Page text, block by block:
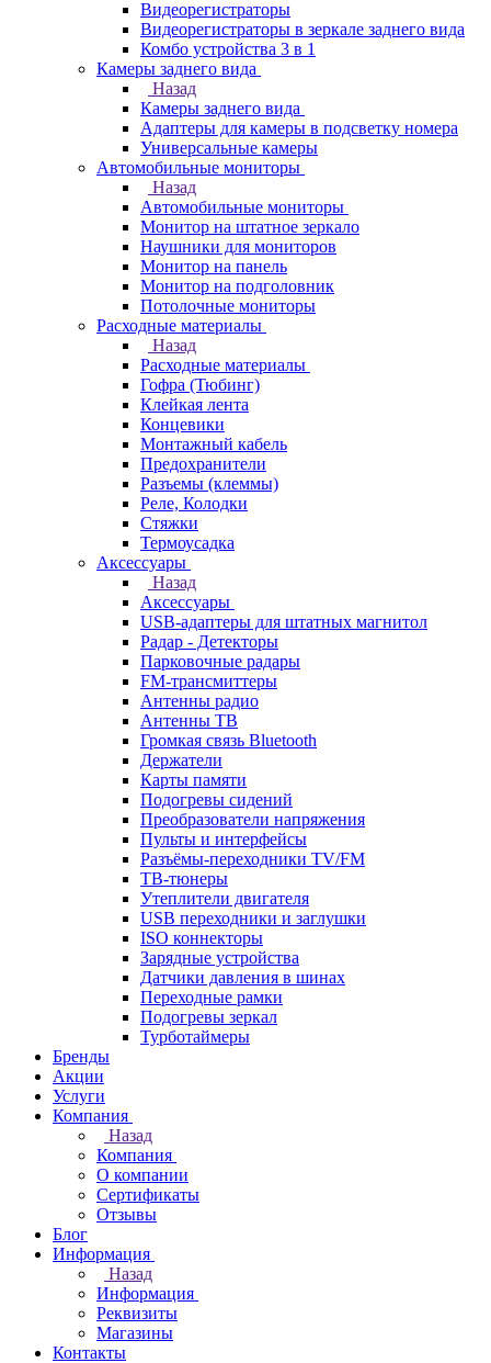
Видеорегистраторы
Видеорегистраторы в зеркале заднего вида
Комбо устройства 3 в 1
Камеры заднего вида
Назад
Камеры заднего вида
Адаптеры для камеры в подсветку номера
Универсальные камеры
Автомобильные мониторы
Назад
Автомобильные мониторы
Монитор на штатное зеркало
Наушники для мониторов
Монитор на панель
Монитор на подголовник
Потолочные мониторы
Расходные материалы
Назад
Расходные материалы
Гофра (Тюбинг)
Клейкая лента
Концевики
Монтажный кабель
Предохранители
Разъемы (клеммы)
Реле, Колодки
Стяжки
Термоусадка
Аксессуары
Назад
Аксессуары
USB-адаптеры для штатных магнитол
Радар - Детекторы
Парковочные радары
FM-трансмиттеры
Антенны радио
Антенны ТВ
Громкая связь Bluetooth
Держатели
Карты памяти
Подогревы сидений
Преобразователи напряжения
Пульты и интерфейсы
Разъёмы-переходники TV/FM
ТВ-тюнеры
Утеплители двигателя
USB переходники и заглушки
ISO коннекторы
Зарядные устройства
Датчики давления в шинах
Переходные рамки
Подогревы зеркал
Турботаймеры
Бренды
Акции
Услуги
Компания
Назад
Компания
О компании
Сертификаты
Отзывы
Блог
Информация
Назад
Информация
Реквизиты
Магазины
Контакты